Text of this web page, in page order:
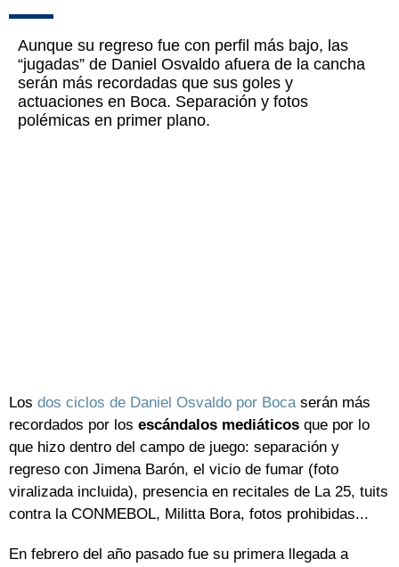
Aunque su regreso fue con perfil más bajo, las
“jugadas” de Daniel Osvaldo afuera de la cancha
serán más recordadas que sus goles y
actuaciones en Boca. Separación y fotos
polémicas en primer plano.
Los dos ciclos de Daniel Osvaldo por Boca serán más
recordados por los escándalos mediáticos que por lo
que hizo dentro del campo de juego: separación y
regreso con Jimena Barón, el vicio de fumar (foto
viralizada incluida), presencia en recitales de La 25, tuits
contra la CONMEBOL, Militta Bora, fotos prohibidas...
En febrero del año pasado fue su primera llegada a